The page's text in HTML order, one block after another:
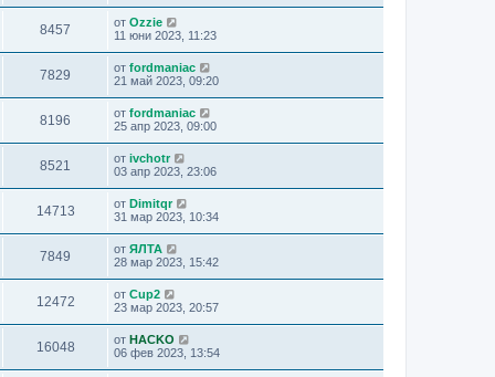
8457 от Ozzie
11 юни 2023, 11:23
7829 от fordmaniac
21 май 2023, 09:20
8196 от fordmaniac
25 апр 2023, 09:00
8521 от ivchotr
03 апр 2023, 23:06
14713 от Dimitqr
31 мар 2023, 10:34
7849 от ЯЛТА
28 мар 2023, 15:42
12472 от Cup2
23 мар 2023, 20:57
16048 от HACKO
06 фев 2023, 13:54